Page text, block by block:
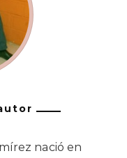
nació en